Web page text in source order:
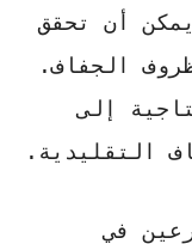
أن تحقق
الجفاف.
إلى
التقليدية.
في